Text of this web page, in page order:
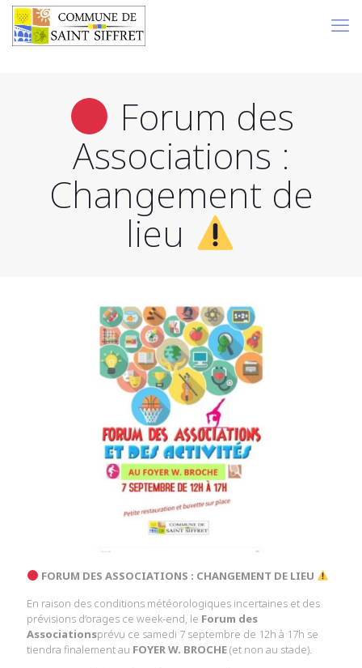
Forum des
Associations :
Changement de
lieu
FORUM DES ASSOCIATIONS : CHANGEMENT DE LIEU
En raison des conditions météorologiques incertaines et des
prévisions d’orages ce week-end, le Forum des
Associationsprévu ce samedi 7 septembre de 12h à 17h se
tiendra finalement au FOYER W. BROCHE(et non au stade).